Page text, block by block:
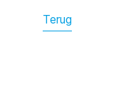
Terug